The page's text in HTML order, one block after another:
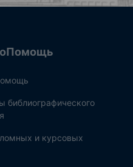
библиографического
и курсовых